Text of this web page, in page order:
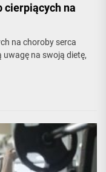
cierpiących na
na choroby serca
na swoją dietę,